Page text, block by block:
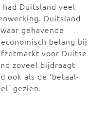
Duitsland veel
Duitsland
gehavende
belang bij
voor Duitse
zoveel bijdraagt
ook als de ‘betaal-
gezien.